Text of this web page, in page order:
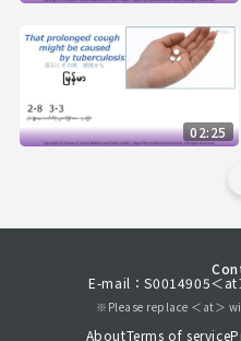
02:25
E-mail：S0014905＜
※Please replace ＜at＞
AboutTerms of service